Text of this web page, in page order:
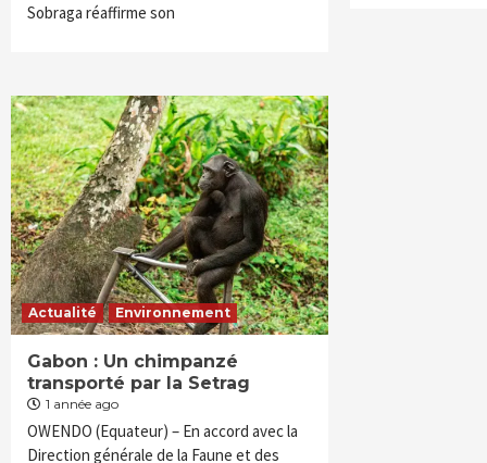
Sobraga réaffirme son
Actualité Environnement
Gabon : Un chimpanzé
transporté par la Setrag
1 année ago
OWENDO (Equateur) – En accord avec la
Direction générale de la Faune et des